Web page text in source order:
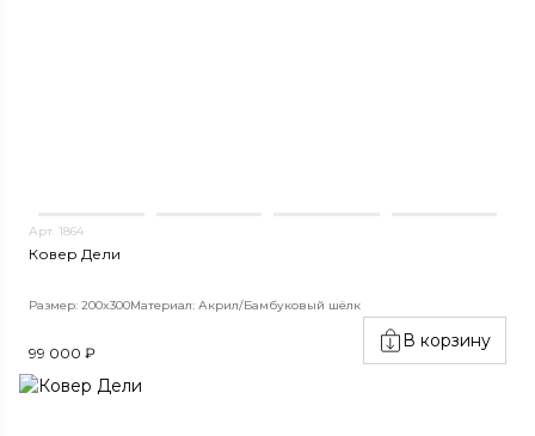
Арт. 1864
Ковер Дели
Размер: 200x300Материал: Акрил/Бамбуковый шёлк
99 000 ₽
В корзину